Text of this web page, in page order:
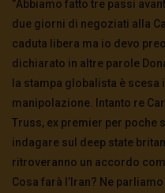
“Abbiamo fatto tre passi
due giorni di negoziati alla
caduta libera ma io devo
dichiarato in altre parole
la stampa globalista è
manipolazione. Intanto re
Truss, ex premier per poche
indagare sul deep state
ritroveranno un accordo
Cosa farà l’Iran? Ne